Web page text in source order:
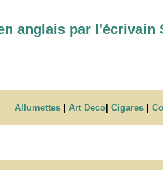
anglais par l'écrivain
Allumettes Art Deco Cigares